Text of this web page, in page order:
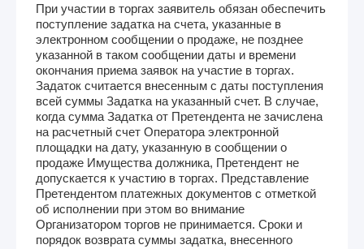
При участии в торгах заявитель обязан обеспечить
поступление задатка на счета, указанные в
электронном сообщении о продаже, не позднее
указанной в таком сообщении даты и времени
окончания приема заявок на участие в торгах.
Задаток считается внесенным с даты поступления
всей суммы Задатка на указанный счет. В случае,
когда сумма Задатка от Претендента не зачислена
на расчетный счет Оператора электронной
площадки на дату, указанную в сообщении о
продаже Имущества должника, Претендент не
допускается к участию в торгах. Представление
Претендентом платежных документов с отметкой
об исполнении при этом во внимание
Организатором торгов не принимается. Сроки и
порядок возврата суммы задатка, внесенного